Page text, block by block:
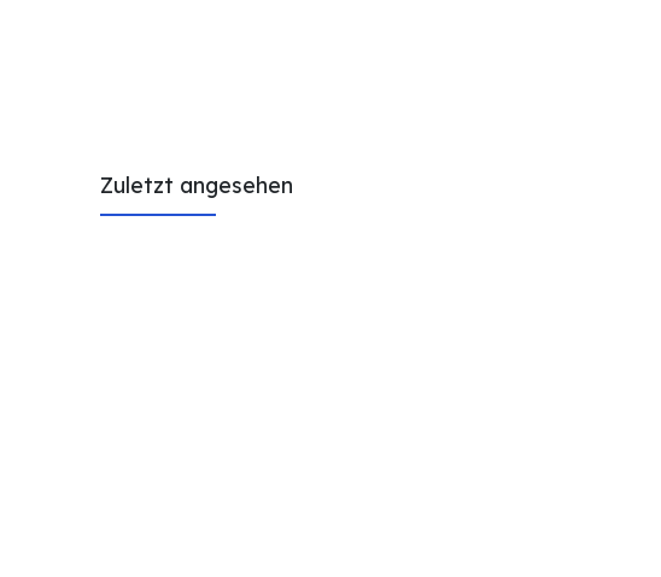
Zuletzt angesehen